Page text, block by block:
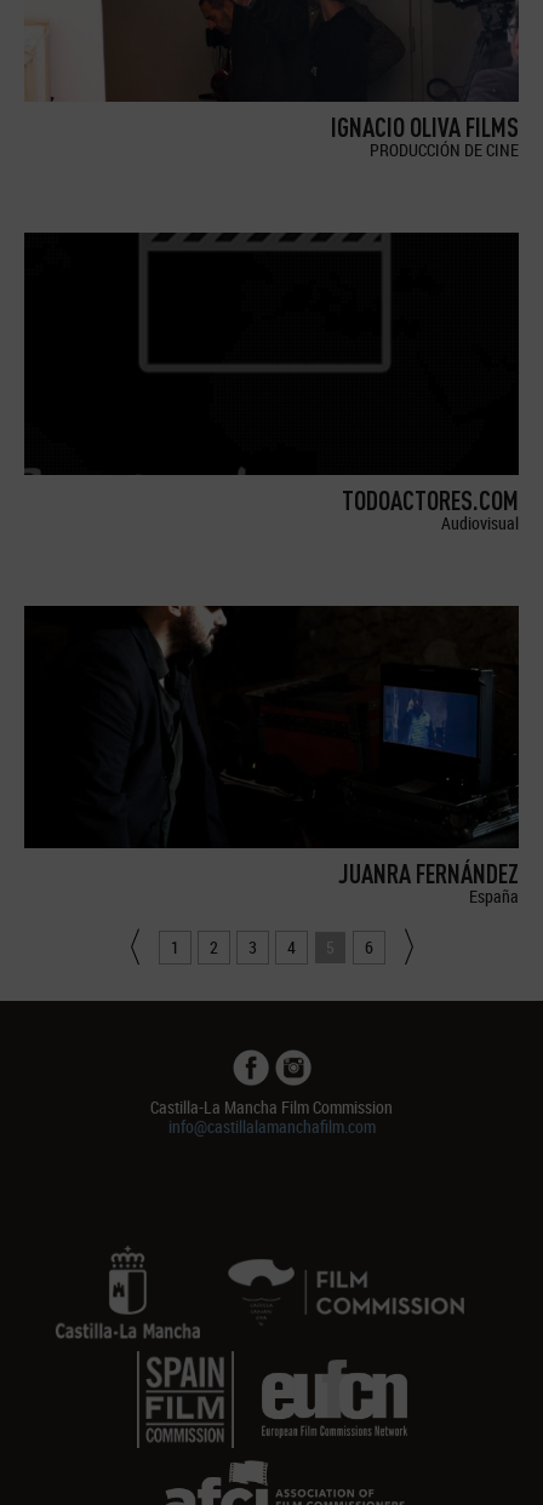
IGNACIO OLIVA FILMS
PRODUCCIÓN DE CINE
TODOACTORES.COM
Audiovisual
JUANRA FERNÁNDEZ
España
1 2 3 4 5 6
Castilla-La Mancha Film Commission
info@castillalamanchafilm.com